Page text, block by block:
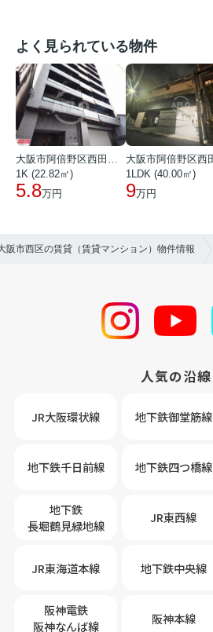
よく見られている物件
大阪市阿倍野区西田辺町１丁目
1K (22.82㎡)
5.8万円
1LDK (40.00㎡)
9万円
阪市西区の賃貸（賃貸マンション）物件情報
人気の沿線
JR大阪環状線 地下鉄御堂筋線
地下鉄千日前線 地下鉄四つ橋線
地下鉄
長堀鶴見緑地線
JR東西線
JR東海道本線 地下鉄中央線
阪神電鉄
阪神なんば線
阪神本線